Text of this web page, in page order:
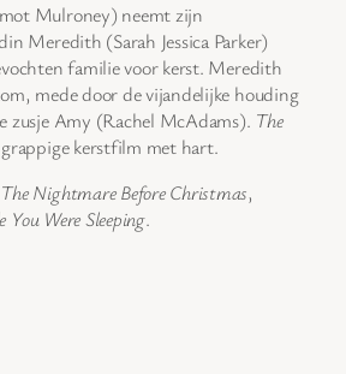
Mulroney) neemt zijn
Meredith (Sarah Jessica Parker)
familie voor kerst. Meredith
mede door de vijandelijke houding
zusje Amy (Rachel McAdams). The
grappige kerstfilm met hart.
The Nightmare Before Christmas,
You Were Sleeping.